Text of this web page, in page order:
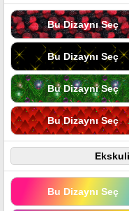
Bu Dizaynı Seç
Bu Dizaynı Seç
Bu Dizaynı Seç
Bu Dizaynı Seç
Bu Dizaynı Seç